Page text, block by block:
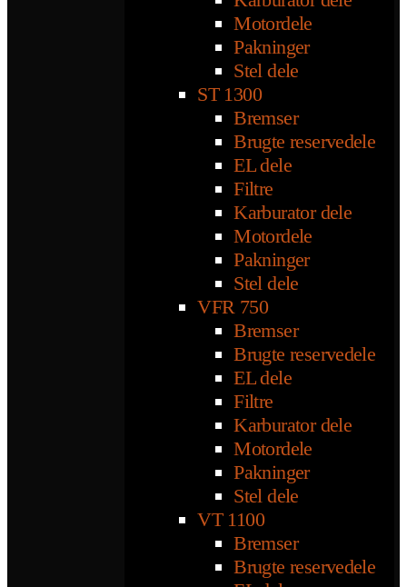
Motordele
Pakninger
Stel dele
ST 1300
Bremser
Brugte reservedele
EL dele
Filtre
Karburator dele
Motordele
Pakninger
Stel dele
VFR 750
Bremser
Brugte reservedele
EL dele
Filtre
Karburator dele
Motordele
Pakninger
Stel dele
VT 1100
Bremser
Brugte reservedele